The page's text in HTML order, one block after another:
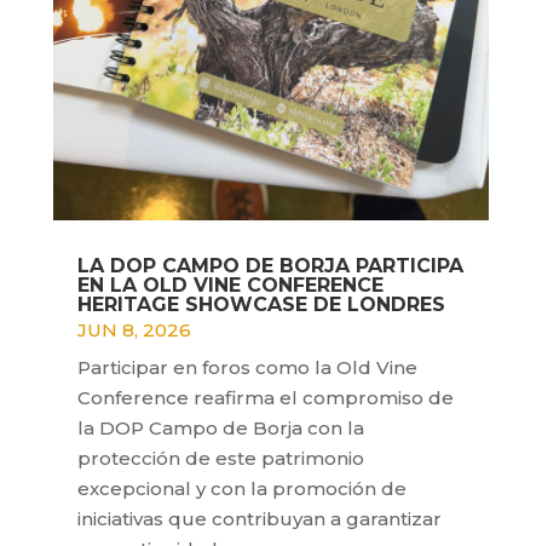
LA DOP CAMPO DE BORJA PARTICIPA
EN LA OLD VINE CONFERENCE
HERITAGE SHOWCASE DE LONDRES
JUN 8, 2026
Participar en foros como la Old Vine
Conference reafirma el compromiso de
la DOP Campo de Borja con la
protección de este patrimonio
excepcional y con la promoción de
iniciativas que contribuyan a garantizar